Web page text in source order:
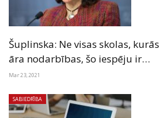
Šuplinska: Ne visas skolas,
āra nodarbības, šo iespēju ir…
Mar 23, 2021
SABIEDRĪBA